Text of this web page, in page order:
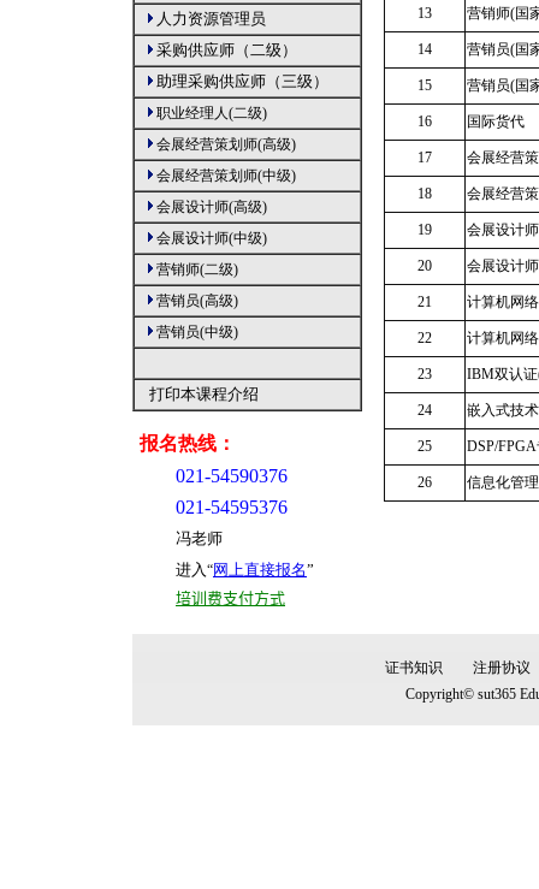
人力资源管理员
采购供应师（二级）
助理采购供应师（三级）
职业经理人(二级)
会展经营策划师(高级)
会展经营策划师(中级)
会展设计师(高级)
会展设计师(中级)
营销师(二级)
营销员(高级)
营销员(中级)
打印本课程介绍
报名热线：
021-54590376
021-54595376
冯老师
进入“网上直接报名”
培训费支付方式
13 营销师(国
14 营销员(国
15 营销员(国
16 国际货代
17 会展经营
18 会展经营
19 会展设计
20 会展设计
21 计算机网
22 计算机网
23 IBM双认
24 嵌入式技
25 DSP/
26 信息化管
证书知识
注册协议
Copyright© sut365